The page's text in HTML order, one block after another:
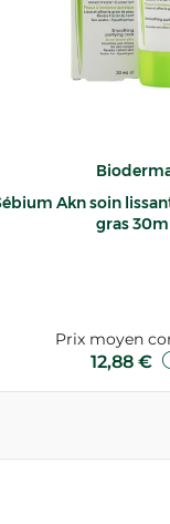
Akn soin lissant
gras
Prix moyen
12,88 €